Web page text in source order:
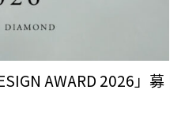
AWARD 2026」募